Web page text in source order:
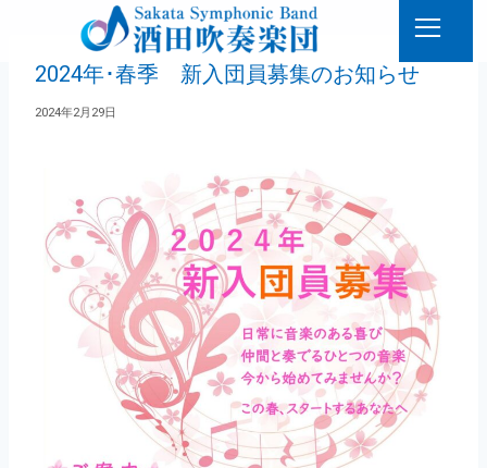
2024年･春季 新入団員募集のお知らせ
2024年2月29日